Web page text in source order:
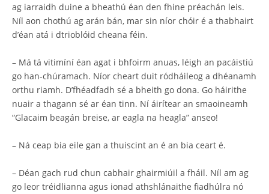
ag iarraidh duine a bheathú éan den fhine préachán leis.
Níl aon chothú ag arán bán, mar sin níor chóir é a thabhairt
d’éan atá i dtrioblóid cheana féin.
– Má tá vitimíní éan agat i bhfoirm anuas, léigh an pacáistiú
go han-chúramach. Níor cheart duit ródháileog a dhéanamh
orthu riamh. D’fhéadfadh sé a bheith go dona. Go háirithe
nuair a thagann sé ar éan tinn. Ní áirítear an smaoineamh
“Glacaim beagán breise, ar eagla na heagla” anseo!
– Ná ceap bia eile gan a thuiscint an é an bia ceart é.
– Déan gach rud chun cabhair ghairmiúil a fháil. Níl am ag
go leor tréidlianna agus ionad athshlánaithe fiadhúlra nó